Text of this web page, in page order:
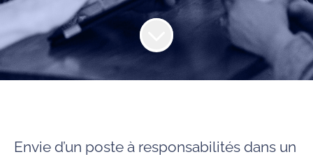
Envie d’un poste à responsabilités dans un